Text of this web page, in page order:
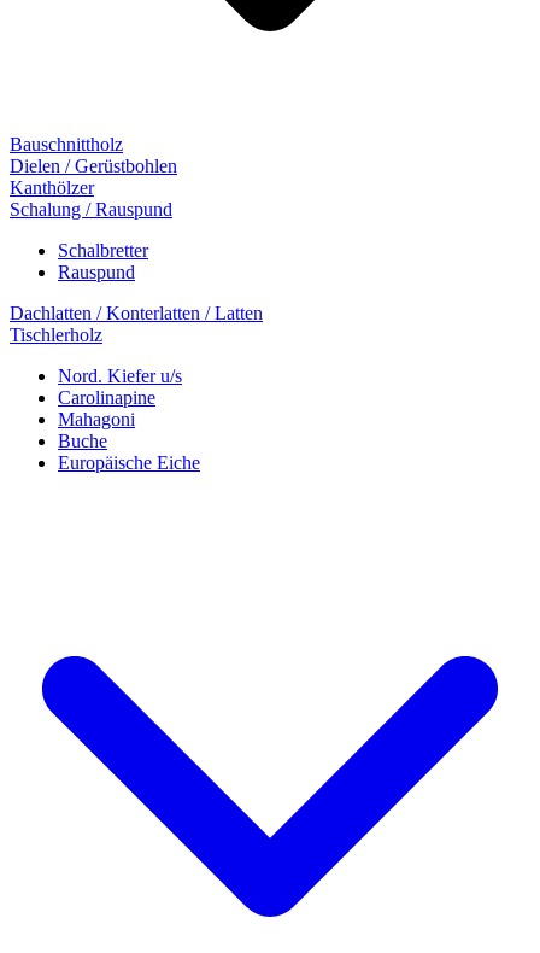
Bauschnittholz
Dielen / Gerüstbohlen
Kanthölzer
Schalung / Rauspund
Schalbretter
Rauspund
Dachlatten / Konterlatten / Latten
Tischlerholz
Nord. Kiefer u/s
Carolinapine
Mahagoni
Buche
Europäische Eiche